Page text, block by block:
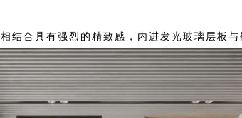
合具有强烈的精致感，内进发光玻璃层板